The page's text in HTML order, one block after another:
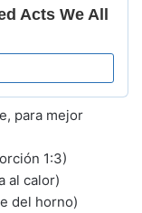
para mejor
1:3)
al calor)
del horno)